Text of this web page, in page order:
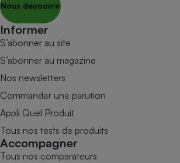
Nous découvrir
Informer
S’abonner au site
S’abonner au magazine
Nos newsletters
Commander une parution
Appli Quel Produit
Tous nos tests de produits
Accompagner
Tous nos comparateurs